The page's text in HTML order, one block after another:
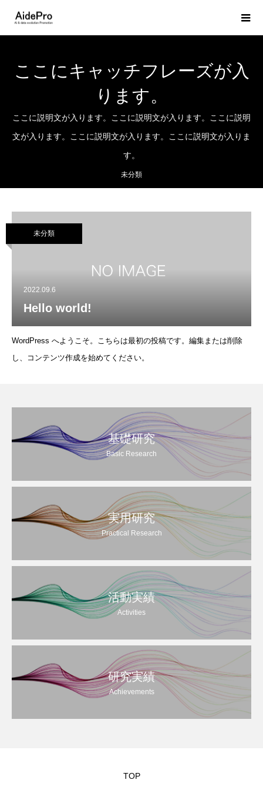
ここにキャッチフレーズが入
ります。
ここに説明文が入ります。ここに説明文が入ります。ここに説明
文が入ります。ここに説明文が入ります。ここに説明文が入りま
す。
未分類
未分類
2022.09.6
Hello world!
WordPress へようこそ。こちらは最初の投稿です。編集または削除
し、コンテンツ作成を始めてください。
基礎研究
Basic Research
実用研究
Practical Research
活動実績
Activities
研究実績
Achievements
TOP